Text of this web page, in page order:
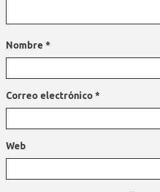
Nombre *
Correo electrónico *
Web